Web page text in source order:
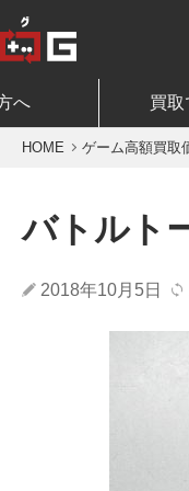
へ 買取
HOME ゲーム高額買取
バトルト
2018年10月5日